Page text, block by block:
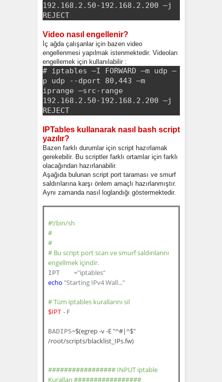
192.168.2.50-192.168.2.200 –j
REJECT
Video nasıl engellenir?
İç ağda çalışanlar için bazen video
engellenmesi yapılmak istenmektedir. Videoları
engellemek için kullanılabilir :
# iptables –I FORWARD –m udp –
p udp --dport 80,443 –m
iprange –src-range
192.168.2.50-192.168.2.200 –j
REJECT
IPTables kullanarak nasıl bash script
yazılır?
Bazen farklı durumlar için script hazırlamak
gerekebilir. Bu scriptler farklı ortamlar için farklı
olacağından hazırlanabilir.
Aşağıda bulunan script port taraması ve smurf
saldırılarına karşı önlem amaçlı hazırlanmıştır.
Aynı zamanda nasıl loglandığı göstermektedir.
#!/bin/sh
#
#
# Bu script port scan ve smurf saldırılarını
engellmek içindir.
IPT
="iptables"
echo "Starting IPv4 Wall..."
# Tüm iptables kurallarını sil
$IPT -F
BADIPS=$(egrep -v -E "^#|^$"
/root/scripts/blacklist_IPs.fw)
################# INPUT iptable
Kuralları #################